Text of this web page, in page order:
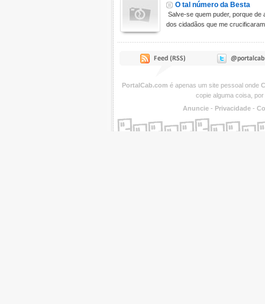
O tal número da Besta
Salve-se quem puder, porque de
dos cidadãos que me
PortalCab.com é apenas um site pessoal onde
copie alguma coisa,
Anuncie - Privacidade -